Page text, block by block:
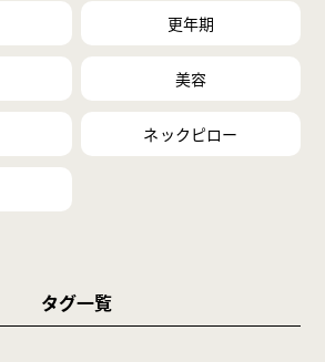
更年期
美容
ネックピロー
タグ一覧